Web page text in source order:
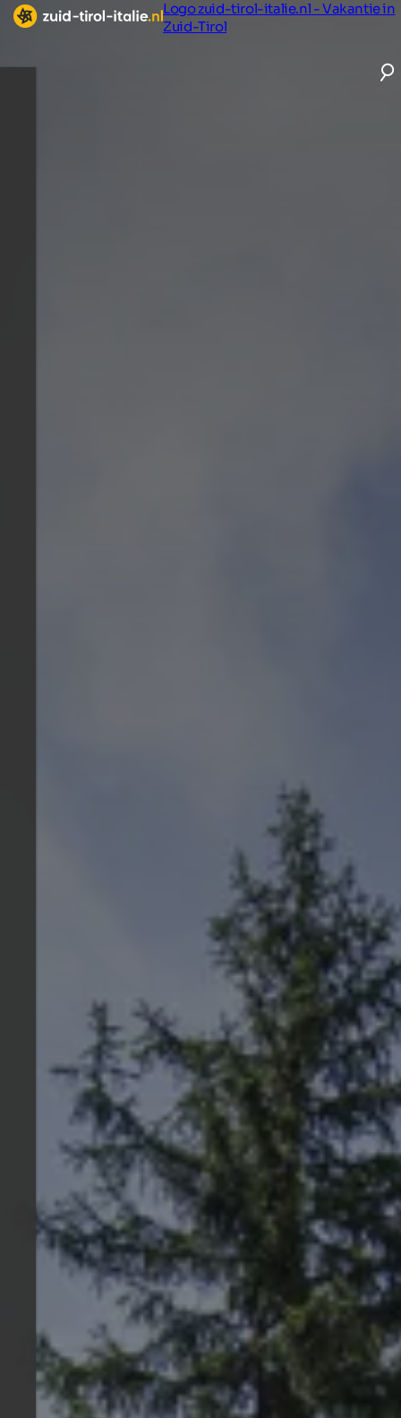
Logo zuid-tirol-italie.nl - Vakantie in
Zuid-Tirol